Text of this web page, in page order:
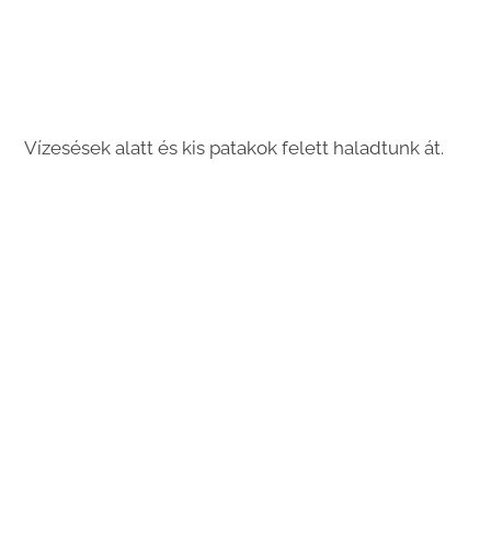
Vízesések alatt és kis patakok felett haladtunk át.